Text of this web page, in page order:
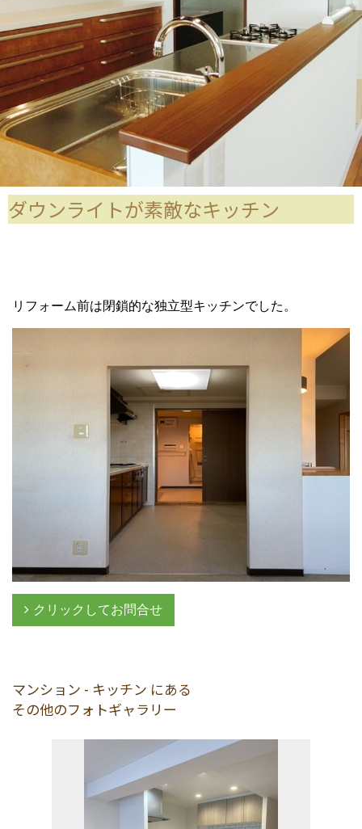
ダウンライトが素敵なキッチン
リフォーム前は閉鎖的な独立型キッチンでした。
クリックしてお問合せ
マンション - キッチン にある
その他のフォトギャラリー